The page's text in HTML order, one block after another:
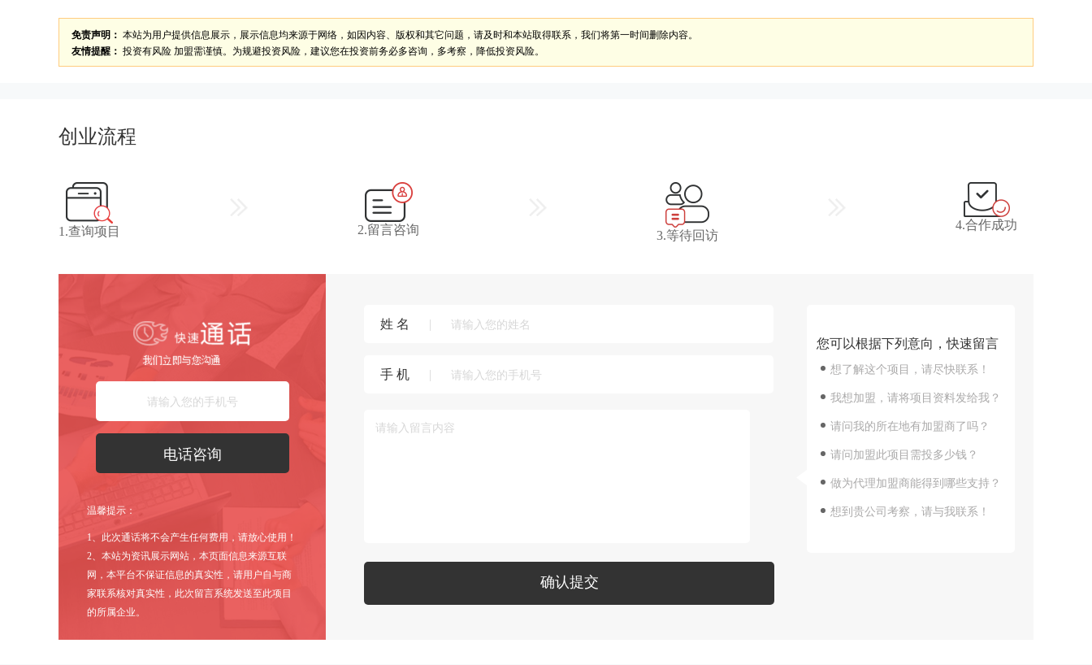
免责声明： 本站为用户提供信息展示，展示信息均来源于网络，如因内容、版权和其它问题，请及时和本站取得联系，我们将第一时间删除内容。
友情提醒： 投资有风险 加盟需谨慎。为规避投资风险，建议您在投资前务必多咨询，多考察，降低投资风险。
创业流程
1.查询项目 2.留言咨询 3.等待回访
4.合作成功
温馨提示：
1、此次通话将不会产生任何费用，请放心使用！
2、本站为资讯展示网站，本页面信息来源互联
网，本平台不保证信息的真实性，请用户自与商
家联系核对真实性，此次留言系统发送至此项目
的所属企业。
姓 名 |
手 机 |
您可以根据下列意向，快速留言
想了解这个项目，请尽快联系！
我想加盟，请将项目资料发给我？
请问我的所在地有加盟商了吗？
请问加盟此项目需投多少钱？
做为代理加盟商能得到哪些支持？
想到贵公司考察，请与我联系！